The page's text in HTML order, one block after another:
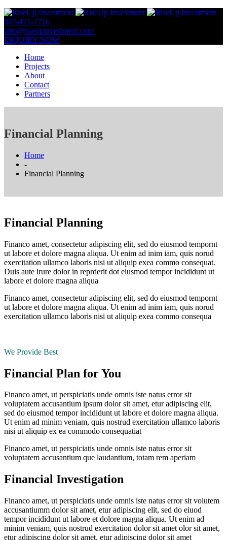
847-471-7716
info@riseupinvestment.com
INQUIRY NOW
Home
Projects
About
Contact
Partners
Financial Planning
Home
-
Financial Planning
Financial Planning
Financo amet, consectetur adipiscing elit, sed do eiusmod tempornt
ut labore et dolore magna aliqua. Ut enim ad inim iam, quis norud
exercitation ullamco laboris nisi ut aliquip exea commo consequat.
Duis aute irure dolor in reprderit dot eiusmod tempor incididunt ut
labore et dolore magna aliqua
Financo amet, consectetur adipiscing elit, sed do eiusmod tempornt
ut labore et dolore magna aliqua. Ut enim ad inim iam, quis norud
exercitation ullamco laboris nisi ut aliquip exea commo consequa
We Provide Best
Financial Plan for You
Financo amet, ut perspiciatis unde omnis iste natus error sit
voluptatem accusantium ipsum dolor sit amet, etur adipiscing elit,
sed do eiusmod tempor incididunt ut labore et dolore magna aliqua.
Ut enim ad minim veniam, quis nostrud exercitation ullamco laboris
nisi ut aliquip ex ea commodo consequatiat
Financo amet, ut perspiciatis unde omnis iste natus error sit
voluptatem accusantium que laudantium, totam rem aperiam
Financial Investigation
Financo amet, ut perspiciatis unde omnis iste natus error sit volutem
accusantiumm dolor sit amet, etur adipiscing elit, sed do eiuod
tempor incididunt ut labore et dolore magna aliqua. Ut enim ad
minim veniam, quis nostrud exercitation dolor sit amet olor sit amet,
etur adipiscing dolor sit amet, etur adipiscing dolor sit amet